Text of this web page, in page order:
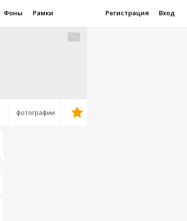
Фоны Рамки Регистрация Вход
фотографии